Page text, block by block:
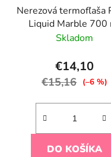
u
k
Nerezová termofľaša
Liquid Marble 700
Skladom
€14,10
€15,16 (–6 %)
DO KOŠÍKA